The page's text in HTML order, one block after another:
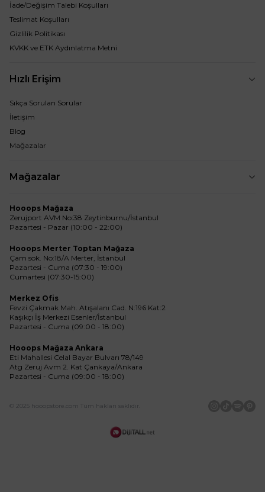
İade/Değişim Talebi Koşulları
Teslimat Koşulları
Gizlilik Politikası
KVKK ve ETK Aydınlatma Metni
Hızlı Erişim
Sıkça Sorulan Sorular
İletişim
Blog
Mağazalar
Mağazalar
Hooops Mağaza
Zerujport AVM No:38 Zeytinburnu/İstanbul
Pazartesi - Pazar (10:00 - 22:00)
Hooops Merter Toptan Mağaza
Çam sok. No:18/A Merter, İstanbul
Pazartesi - Cuma (07:30 - 19:00)
Cumartesi (07:30-15:00)
Merkez Ofis
Fevzi Çakmak Mah. Atışalanı Cad. N:196 Kat:2
Kaşıkçı İş Merkezi Esenler/İstanbul
Pazartesi - Cuma (09:00 - 18:00)
Hooops Mağaza Ankara
Eti Mahallesi Celal Bayar Bulvarı 78/149
Atg Zeruj Avm 2. Kat Çankaya/Ankara
Pazartesi - Cuma (09:00 - 18:00)
© 2025 hooopstore.com Tüm hakları saklıdır.